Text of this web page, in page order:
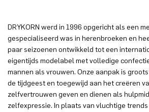
DRYKORN werd in 1996 opgericht als een
gespecialiseerd was in herenbroeken en
paar seizoenen ontwikkeld tot een
eigentijds modelabel met volledige
mannen als vrouwen. Onze aanpak is
de tijdgeest en toegewijd aan het creëren
zelfvertrouwen geven en dienen als
zelfexpressie. In plaats van vluchtige